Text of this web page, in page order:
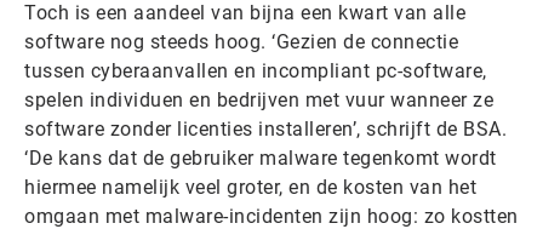
Toch is een aandeel van bijna een kwart van alle
software nog steeds hoog. ‘Gezien de connectie
tussen cyberaanvallen en incompliant pc-software,
spelen individuen en bedrijven met vuur wanneer ze
software zonder licenties installeren’, schrijft de BSA.
‘De kans dat de gebruiker malware tegenkomt wordt
hiermee namelijk veel groter, en de kosten van het
omgaan met malware-incidenten zijn hoog: zo kostten